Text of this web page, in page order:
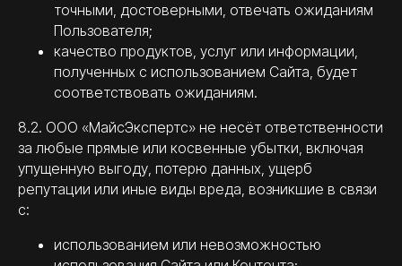
точными, достоверными, отвечать ожиданиям
Пользователя;
качество продуктов, услуг или информации,
полученных с использованием Сайта, будет
соответствовать ожиданиям.
8.2. ООО «МайсЭкспертс» не несёт ответственности
за любые прямые или косвенные убытки, включая
упущенную выгоду, потерю данных, ущерб
репутации или иные виды вреда, возникшие в связи
с:
использованием или невозможностью